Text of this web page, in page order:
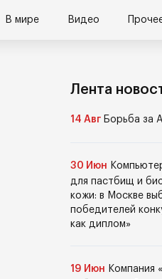
В мире Видео
Лента
14 Авг Борьба за
30 Июн
для пастбищ и
кожи: в Москве
победителей
как диплом»
19 Июн Компания